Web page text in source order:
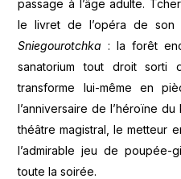
passage à l’âge adulte.
le livret de l’opéra de
Sniegourotchka : la forêt
sanatorium tout droit
transforme lui-même en
l’anniversaire de l’héroïne
théâtre magistral, le metteur
l’admirable jeu de
toute la soirée.